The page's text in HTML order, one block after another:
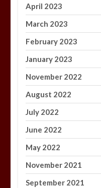
April 2023
March 2023
February 2023
January 2023
November 2022
August 2022
July 2022
June 2022
May 2022
November 2021
September 2021